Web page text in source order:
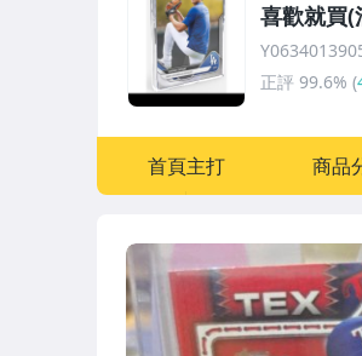
喜歡就買(
正評 99.6% (
首頁主打 商品
偶像、球員卡與郵幣